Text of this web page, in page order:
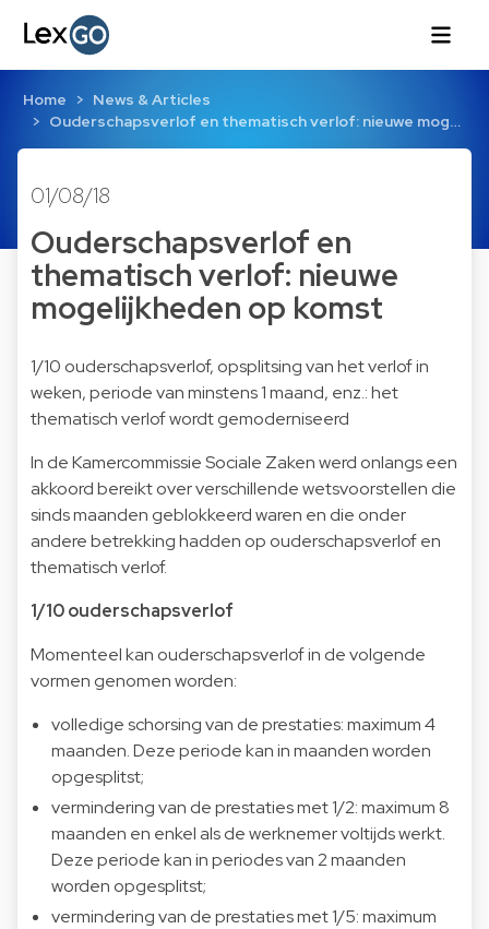
Home
News & Articles
Ouderschapsverlof en thematisch verlof: nieuwe mog…
01/08/18
Ouderschapsverlof en
thematisch verlof: nieuwe
mogelijkheden op komst
1/10 ouderschapsverlof, opsplitsing van het verlof in
weken, periode van minstens 1 maand, enz.: het
thematisch verlof wordt gemoderniseerd
In de Kamercommissie Sociale Zaken werd onlangs een
akkoord bereikt over verschillende wetsvoorstellen die
sinds maanden geblokkeerd waren en die onder
andere betrekking hadden op ouderschapsverlof en
thematisch verlof.
1/10 ouderschapsverlof
Momenteel kan ouderschapsverlof in de volgende
vormen genomen worden:
volledige schorsing van de prestaties: maximum 4
maanden. Deze periode kan in maanden worden
opgesplitst;
vermindering van de prestaties met 1/2: maximum 8
maanden en enkel als de werknemer voltijds werkt.
Deze periode kan in periodes van 2 maanden
worden opgesplitst;
vermindering van de prestaties met 1/5: maximum